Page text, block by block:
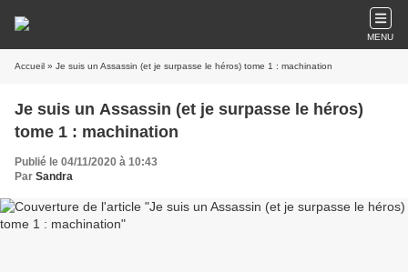
MENU
Accueil » Je suis un Assassin (et je surpasse le héros) tome 1 : machination
Je suis un Assassin (et je surpasse le héros)
tome 1 : machination
Publié le 04/11/2020 à 10:43
Par Sandra